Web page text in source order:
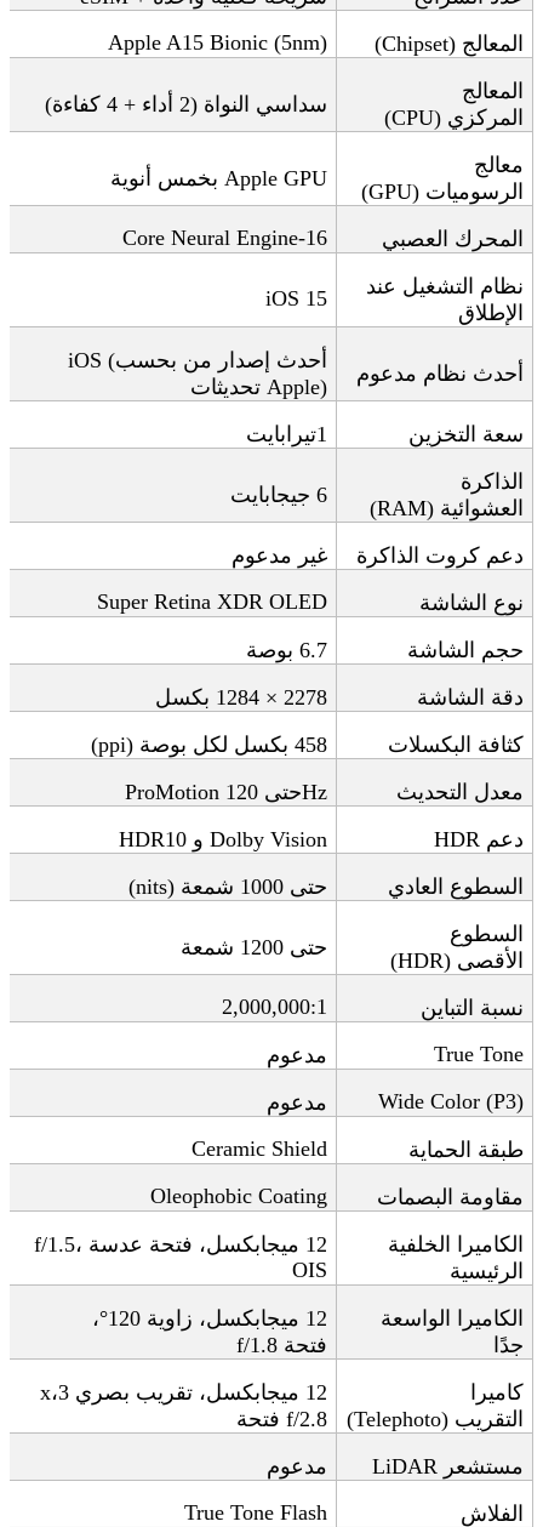
المعالج (Chipset)
Apple A15 Bionic (5nm)
المعالج
المركزي (CPU)
سداسي النواة (2 أداء + 4 كفاءة)
معالج
الرسوميات (GPU)
Apple GPU بخمس أنوية
المحرك العصبي
16-Core Neural Engine
نظام التشغيل عند
الإطلاق
iOS 15
أحدث نظام مدعوم
أحدث إصدار من iOS (بحسب
تحديثات Apple)
سعة التخزين
1تيرابايت
الذاكرة
العشوائية (RAM)
6 جيجابايت
دعم كروت الذاكرة
غير مدعوم
نوع الشاشة
Super Retina XDR OLED
حجم الشاشة
6.7 بوصة
دقة الشاشة
2278 × 1284
بكسل
كثافة البكسلات
458 بكسل لكل بوصة (ppi)
معدل التحديث
ProMotion حتى 120Hz
دعم HDR
HDR10 و Dolby Vision
السطوع العادي
حتى 1000 شمعة
(nits)
السطوع
الأقصى (HDR)
حتى 1200 شمعة
نسبة التباين
2,000,000:1
True Tone
مدعوم
Wide Color (P3)
مدعوم
طبقة الحماية
Ceramic Shield
مقاومة البصمات
Oleophobic Coating
الكاميرا الخلفية
الرئيسية
12 ميجابكسل، فتحة عدسة f/1.5،
OIS
الكاميرا الواسعة
جدًا
12
ميجابكسل، زاوية 120°،
فتحة f/1.8
كاميرا
التقريب (Telephoto)
12 ميجابكسل، تقريب بصري 3 x،
فتحة f/2.8
مستشعر LiDAR
مدعوم
الفلاش
True Tone Flash